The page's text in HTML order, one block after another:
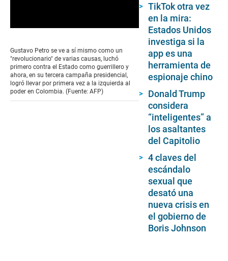
of
0
seconds
Gustavo Petro se ve a sí mismo como un
"revolucionario" de varias causas, luchó
primero contra el Estado como guerrillero y
ahora, en su tercera campaña presidencial,
logró llevar por primera vez a la izquierda al
poder en Colombia. (Fuente: AFP)
TikTok otra vez
en la mira:
Estados Unidos
investiga si la
app es una
herramienta de
espionaje chino
Donald Trump
considera
“inteligentes” a
los asaltantes
del Capitolio
4 claves del
escándalo
sexual que
desató una
nueva crisis en
el gobierno de
Boris Johnson